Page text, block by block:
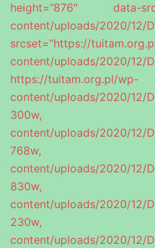
height=”876″ data-
content/uploads/2020/
srcset=”https://
content/uploads/2020/
https://tuitam.org.pl/wp-
content/uploads/2020/12/
300w, https://
content/uploads/2020/12/
768w, https://
content/uploads/2020/12/
830w, https://
content/uploads/2020/12/
230w, https://
content/uploads/2020/12/